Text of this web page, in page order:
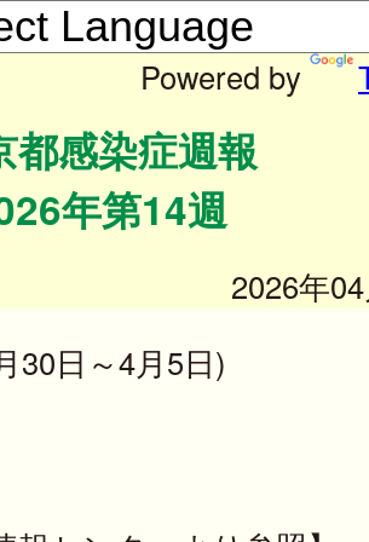
Powered by
都感染症週報
年第14週
2026年
30日～4月5日)